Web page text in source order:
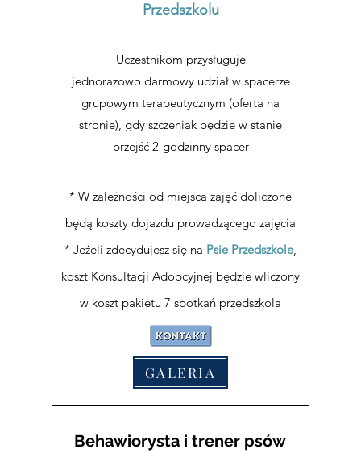
Przedszkolu
Uczestnikom przysługuje
jednorazowo darmowy udział w spacerze
grupowym terapeutycznym (oferta na
stronie), gdy szczeniak będzie w stanie
przejść 2-godzinny spacer
* W zależności od miejsca zajęć doliczone
będą koszty dojazdu prowadzącego zajęcia
* Jeżeli zdecydujesz się na Psie Przedszkole,
koszt Konsultacji Adopcyjnej będzie wliczony
w koszt pakietu 7 spotkań przedszkola
GALERIA
Behawiorysta i trener psów